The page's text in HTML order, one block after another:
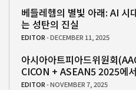
베들레헴의 별빛 아래: AI 시
는 성탄의 진실
EDITOR- DECEMBER 11, 2025
아시아아트피아드위원회
CICON + ASEAN5 2025에
EDITOR- NOVEMBER 7, 2025